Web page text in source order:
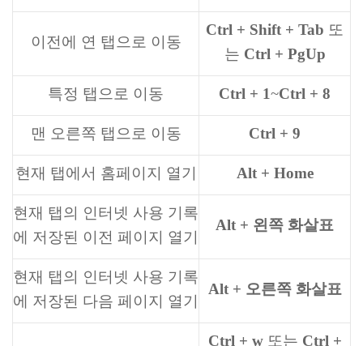
이전에 연 탭으로 이동
Ctrl + Shift + Tab 또
는 Ctrl + PgUp
특정 탭으로 이동 Ctrl + 1~Ctrl + 8
맨 오른쪽 탭으로 이동 Ctrl + 9
현재 탭에서 홈페이지 열기 Alt + Home
현재 탭의 인터넷 사용 기록
에 저장된 이전 페이지 열기
Alt + 왼쪽 화살표
현재 탭의 인터넷 사용 기록
에 저장된 다음 페이지 열기
Alt + 오른쪽 화살표
Ctrl + w 또는 Ctrl +